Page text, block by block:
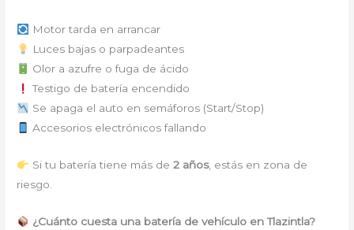
Motor tarda en arrancar
Luces bajas o parpadeantes
Olor a azufre o fuga de ácido
Testigo de batería encendido
Se apaga el auto en semáforos (Start/Stop)
Accesorios electrónicos fallando
Si tu batería tiene más de 2 años, estás en zona de
riesgo.
¿Cuánto cuesta una batería de vehículo en Tlazintla?